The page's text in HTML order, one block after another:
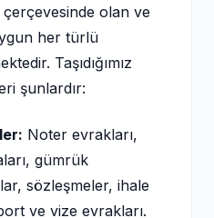
olan ve
her türlü
Taşıdığımız
şunlardır:
Noter evrakları,
gümrük
sözleşmeler, ihale
ve vize evrakları.